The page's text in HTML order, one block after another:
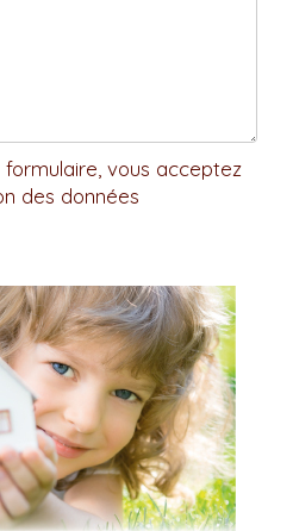
vous acceptez
des données